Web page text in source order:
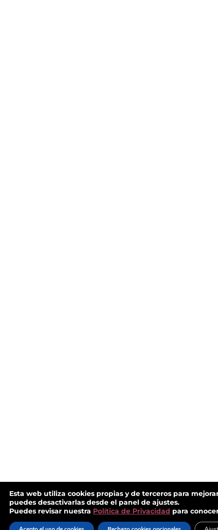
Esta web utiliza cookies propias y de terceros para
puedes desactivarlas desde el panel de ajustes.
Puedes revisar nuestra Política de Privacidad para